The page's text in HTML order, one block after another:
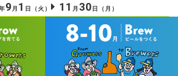
9月 1 日 （火） 11 月 30 日 （月）